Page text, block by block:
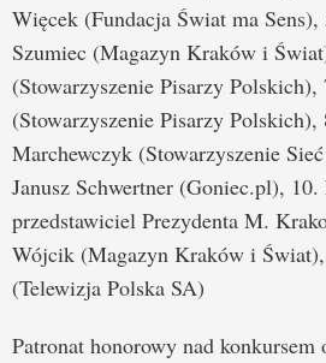
Więcek (Fundacja Świat ma
Szumiec (Magazyn Kraków i
(Stowarzyszenie Pisarzy
(Stowarzyszenie Pisarzy
Marchewczyk (Stowarzyszenie
Janusz Schwertner (Goniec.pl), 10.
przedstawiciel Prezydenta M.
Wójcik (Magazyn Kraków i
(Telewizja Polska SA)
Patronat honorowy nad konkursem